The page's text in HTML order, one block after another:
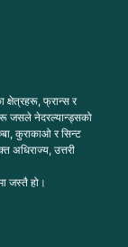
क्षेत्रहरू, फ्रान्स र
जसले नेदरल्यान्ड्सको
कुराकाओ र सिन्ट
अधिराज्य, उत्तरी
जस्तै हो।